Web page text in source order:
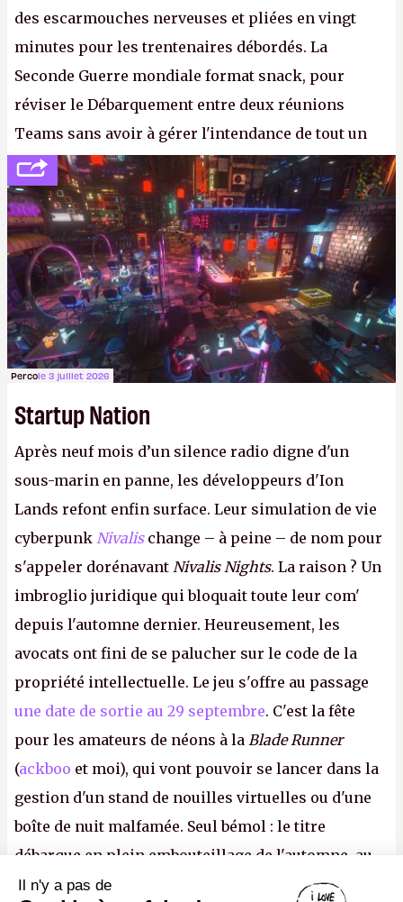
des escarmouches nerveuses et pliées en vingt
minutes pour les trentenaires débordés. La
Seconde Guerre mondiale format snack, pour
réviser le Débarquement entre deux réunions
Teams sans avoir à gérer l'intendance de tout un
continent. Pauvre ackboo, après avoir uriné sur ses
bottes, Relic vient donc de déféquer dans son
casque.P.
Percole 3 juillet 2026
Startup Nation
Après neuf mois d’un silence radio digne d'un
sous-marin en panne, les développeurs d'Ion
Lands refont enfin surface. Leur simulation de vie
cyberpunk Nivalis change – à peine – de nom pour
s'appeler dorénavant Nivalis Nights. La raison ? Un
imbroglio juridique qui bloquait toute leur com'
depuis l'automne dernier. Heureusement, les
avocats ont fini de se palucher sur le code de la
propriété intellectuelle. Le jeu s'offre au passage
une date de sortie au 29 septembre. C'est la fête
pour les amateurs de néons à la Blade Runner
(ackboo et moi), qui vont pouvoir se lancer dans la
gestion d'un stand de nouilles virtuelles ou d'une
boîte de nuit malfamée. Seul bémol : le titre
débarque en plein embouteillage de l'automne, au
milieu d'une douzaine de blockbusters. Préparez-
Il n'y a pas de